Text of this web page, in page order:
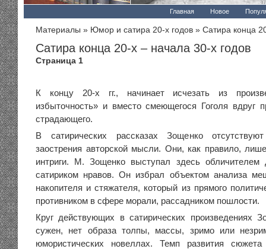
Главная Новое
Материалы » Юмор и сатира 20-х годов » Сатира конца
Сатира конца 20-х – начала 30-х годов
Страница 1
К концу 20-х гг., начинает исчезать из
избыточность» и вместо смеющегося Гоголя вдруг
страдающего.
В сатирических рассказах Зощенко
заострения авторской мысли. Они, как правило,
интриги. М. Зощенко выступал здесь обличителем
сатириком нравов. Он избрал объектом анализа
накопителя и стяжателя, который из прямого
противником в сфере морали, рассадником пошлости.
Круг действующих в сатирических произведениях
сужен, нет образа толпы, массы, зримо или
юмористических новеллах. Темп развития